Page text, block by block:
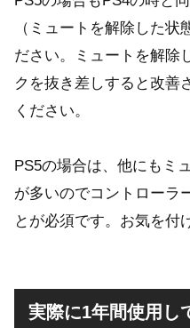
（ミュートを解除した状
ださい。ミュートを解除
クを抜き差しすると改善
ください。
PS5の場合は、他にもミ
が多いのでコントローラ
とが必須です。お気を付
実際に1年間使用し